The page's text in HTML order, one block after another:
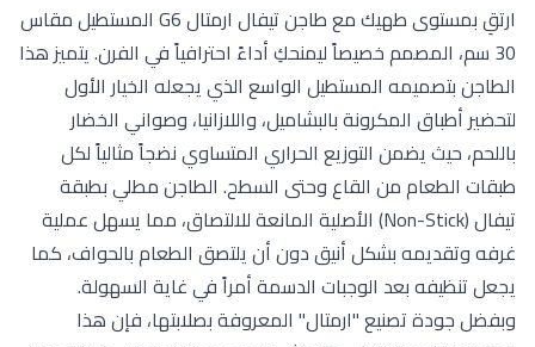
ارتقِ بمستوى طهيك مع طاجن تيفال ارمتال G6 المستطيل مقاس
30 سم، المصمم خصيصاً ليمنحكِ أداءً احترافياً في الفرن. يتميز هذا
الطاجن بتصميمه المستطيل الواسع الذي يجعله الخيار الأول
لتحضير أطباق المكرونة بالبشاميل، واللازانيا، وصواني الخضار
باللحم، حيث يضمن التوزيع الحراري المتساوي نضجاً مثالياً لكل
طبقات الطعام من القاع وحتى السطح. الطاجن مطلي بطبقة
تيفال (Non-Stick) الأصلية المانعة للالتصاق، مما يسهل عملية
غرفه وتقديمه بشكل أنيق دون أن يلتصق الطعام بالحواف، كما
يجعل تنظيفه بعد الوجبات الدسمة أمراً في غاية السهولة.
وبفضل جودة تصنيع "ارمتال" المعروفة بصلابتها، فإن هذا